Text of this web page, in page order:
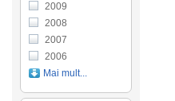
2009
2008
2007
2006
Mai mult...